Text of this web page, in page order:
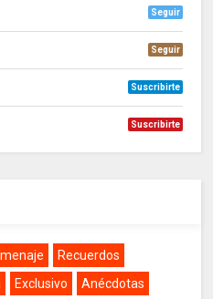
Seguir
Seguir
Suscribirte
Suscribirte
Recuerdos
Exclusivo
Anécdotas